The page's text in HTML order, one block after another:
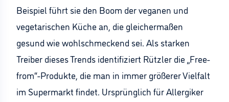
Beispiel führt sie den Boom der veganen und
vegetarischen Küche an, die gleichermaßen
gesund wie wohlschmeckend sei. Als starken
Treiber dieses Trends identifiziert Rützler die „Free-
from“-Produkte, die man in immer größerer Vielfalt
im Supermarkt findet. Ursprünglich für Allergiker